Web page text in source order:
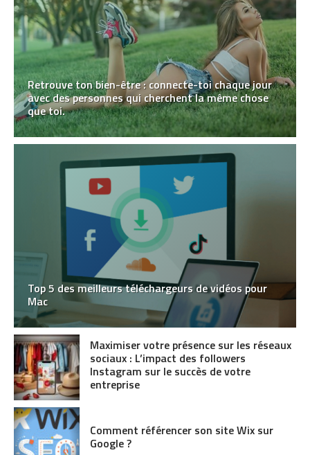
Retrouve ton bien-être : connecte-toi chaque jour
avec des personnes qui cherchent la même chose
que toi.
Top 5 des meilleurs téléchargeurs de vidéos pour
Mac
Maximiser votre présence sur les réseaux
sociaux : L’impact des followers
Instagram sur le succès de votre
entreprise
Comment référencer son site Wix sur
Google ?